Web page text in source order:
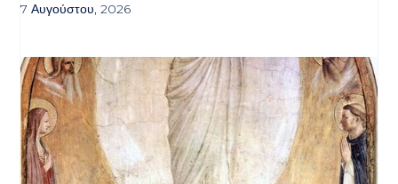
7 Αυγούστου, 2026